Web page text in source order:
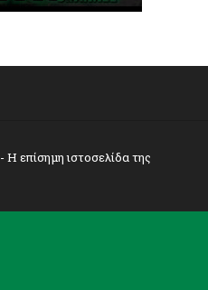
- Η επίσημη ιστοσελίδα της